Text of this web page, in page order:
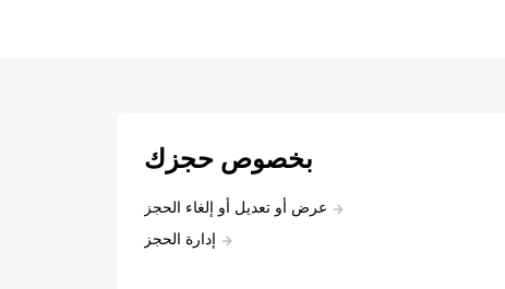
بخصوص حجزك
عرض أو تعديل أو إلغاء الحجز
إدارة الحجز